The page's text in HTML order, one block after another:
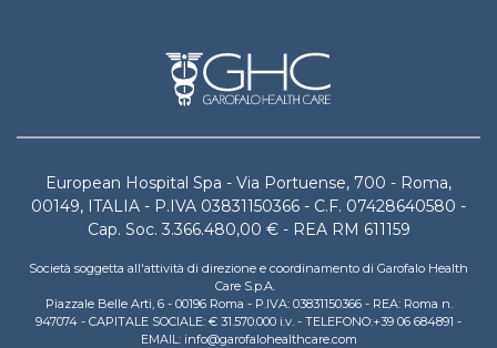
European Hospital Spa - Via Portuense, 700 - Roma,
00149, ITALIA - P.IVA 03831150366 - C.F. 07428640580 -
Cap. Soc. 3.366.480,00 € - REA RM 611159
Società soggetta all'attività di direzione e coordinamento di Garofalo Health
Care S.p.A.
Piazzale Belle Arti, 6 - 00196 Roma - P.IVA: 03831150366 - REA: Roma n.
947074 - CAPITALE SOCIALE: € 31.570.000 i.v. - TELEFONO:+39 06 684891 -
EMAIL: info@garofalohealthcare.com